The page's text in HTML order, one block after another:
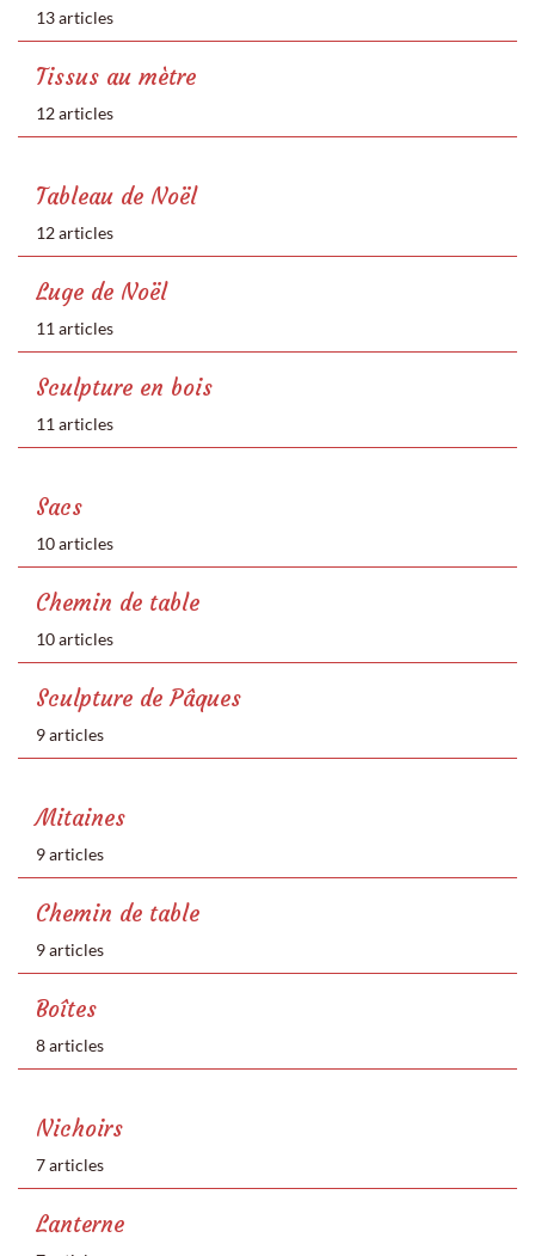
13 articles
Tissus au mètre
12 articles
Tableau de Noël
12 articles
Luge de Noël
11 articles
Sculpture en bois
11 articles
Sacs
10 articles
Chemin de table
10 articles
Sculpture de Pâques
9 articles
Mitaines
9 articles
Chemin de table
9 articles
Boîtes
8 articles
Nichoirs
7 articles
Lanterne